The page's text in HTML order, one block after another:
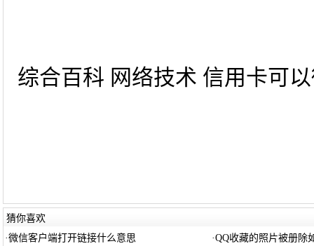
综合百科 网络技术 信用卡可
猜你喜欢
·微信客户端打开链接什么意思 ·QQ收藏的照片被册除